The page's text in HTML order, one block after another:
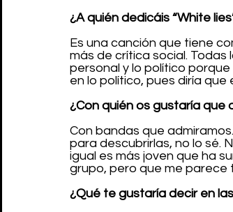
¿A quién dedicáis “White
Es una canción que tiene
más de crítica social.
personal y lo político porque
en lo político, pues diría
¿Con quién os gustaría que
Con bandas que
para descubrirlas, no lo sé.
igual es más joven que ha
grupo, pero que me
¿Qué te gustaría decir en